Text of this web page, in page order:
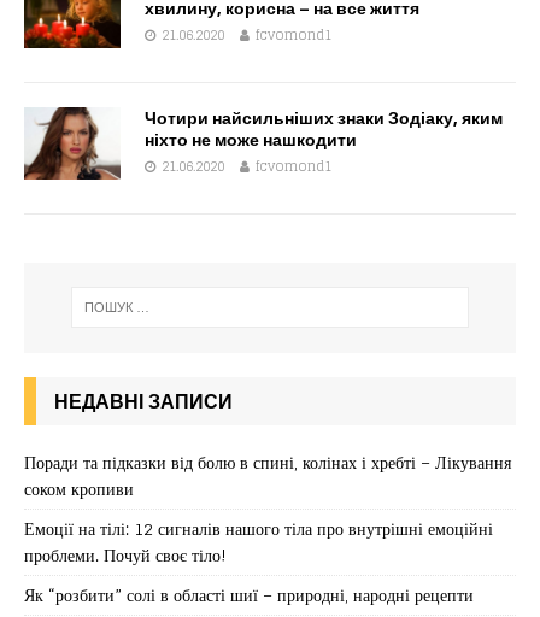
хвилину, корисна – на все життя
21.06.2020 fcvomond1
Чотири найсильніших знаки Зодіаку, яким
ніхто не може нашкодити
21.06.2020 fcvomond1
НЕДАВНІ ЗАПИСИ
Поради та підказки від болю в спині, колінах і хребті – Лікування
соком кропиви
Емоції на тілі: 12 сигналів нашого тіла про внутрішні емоційні
проблеми. Почуй своє тіло!
Як “розбити” солі в області шиї – природні, народні рецепти